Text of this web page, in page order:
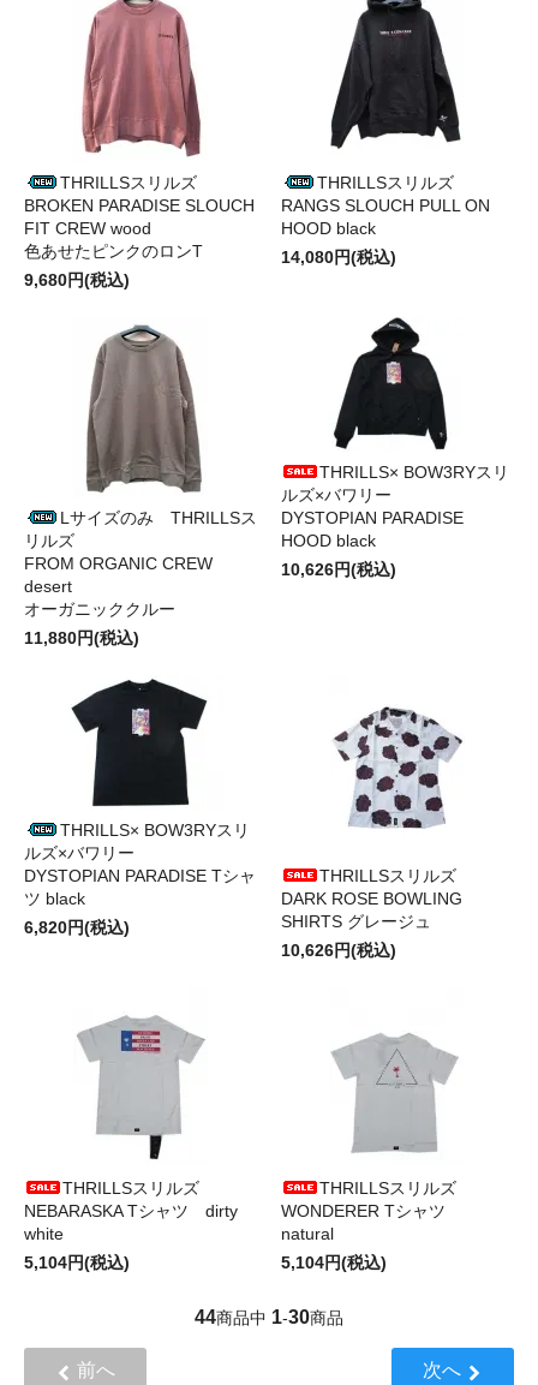
THRILLSスリルズ
BROKEN PARADISE SLOUCH
FIT CREW wood
色あせたピンクのロンT
9,680円(税込)
THRILLSスリルズ
RANGS SLOUCH PULL ON
HOOD black
14,080円(税込)
Lサイズのみ THRILLSス
リルズ
FROM ORGANIC CREW
desert
オーガニッククルー
11,880円(税込)
THRILLS× BOW3RYスリ
ルズ×バワリー
DYSTOPIAN PARADISE
HOOD black
10,626円(税込)
THRILLS× BOW3RYスリ
ルズ×バワリー
DYSTOPIAN PARADISE Tシャ
ツ black
6,820円(税込)
THRILLSスリルズ
DARK ROSE BOWLING
SHIRTS グレージュ
10,626円(税込)
THRILLSスリルズ
NEBARASKA Tシャツ dirty
white
5,104円(税込)
THRILLSスリルズ
WONDERER Tシャツ
natural
5,104円(税込)
44商品中 1-30商品
前へ 次へ